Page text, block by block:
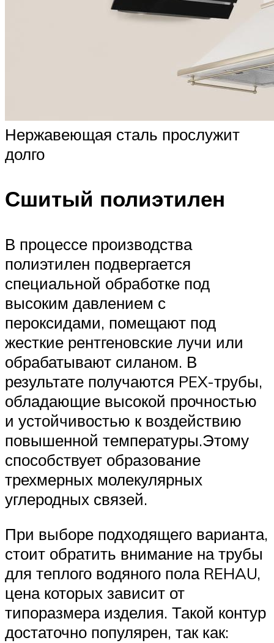
Нержавеющая сталь прослужит
долго
Сшитый полиэтилен
В процессе производства
полиэтилен подвергается
специальной обработке под
высоким давлением с
пероксидами, помещают под
жесткие рентгеновские лучи или
обрабатывают силаном. В
результате получаются PEX-трубы,
обладающие высокой прочностью
и устойчивостью к воздействию
повышенной температуры.Этому
способствует образование
трехмерных молекулярных
углеродных связей.
При выборе подходящего варианта,
стоит обратить внимание на трубы
для теплого водяного пола REHAU,
цена которых зависит от
типоразмера изделия. Такой контур
достаточно популярен, так как: